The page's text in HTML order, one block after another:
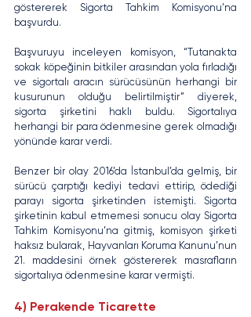
göstererek Sigorta Tahkim Komisyonu’na
başvurdu.
Başvuruyu inceleyen komisyon, “Tutanakta
sokak köpeğinin bitkiler arasından yola fırladığı
ve sigortalı aracın sürücüsünün herhangi bir
kusurunun olduğu belirtilmiştir” diyerek,
sigorta şirketini haklı buldu. Sigortalıya
herhangi bir para ödenmesine gerek olmadığı
yönünde karar verdi.
Benzer bir olay 2016’da İstanbul’da gelmiş, bir
sürücü çarptığı kediyi tedavi ettirip, ödediği
parayı sigorta şirketinden istemişti. Sigorta
şirketinin kabul etmemesi sonucu olay Sigorta
Tahkim Komisyonu’na gitmiş, komisyon şirketi
haksız bularak, Hayvanları Koruma Kanunu’nun
21. maddesini örnek göstererek masrafların
sigortalıya ödenmesine karar vermişti.
4) Perakende Ticarette